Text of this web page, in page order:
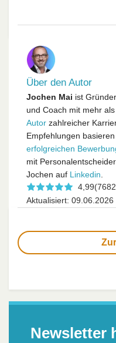
Über den Autor
Jochen Mai ist
und Coach mit mehr
Autor zahlreicher
Empfehlungen
erfolgreichen
mit
Jochen auf Linkedin.
4,99
Aktualisiert: 09.06.2026
Newsletter